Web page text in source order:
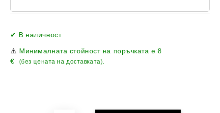
✔ В наличност
⚠️ Минималната стойност на поръчката е8
€
(без цената на доставката).